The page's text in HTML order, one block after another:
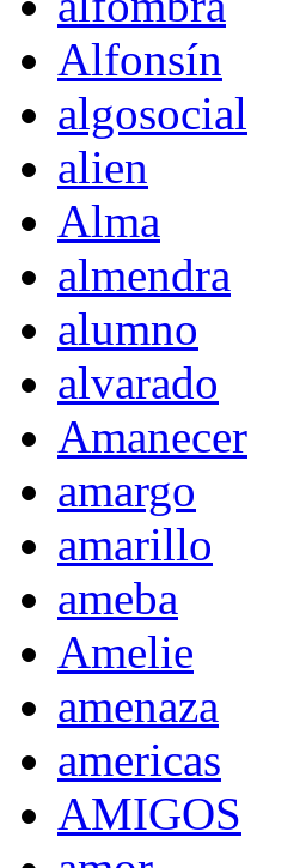
Alfonsín
algosocial
alien
Alma
almendra
alumno
alvarado
Amanecer
amargo
amarillo
ameba
Amelie
amenaza
americas
AMIGOS